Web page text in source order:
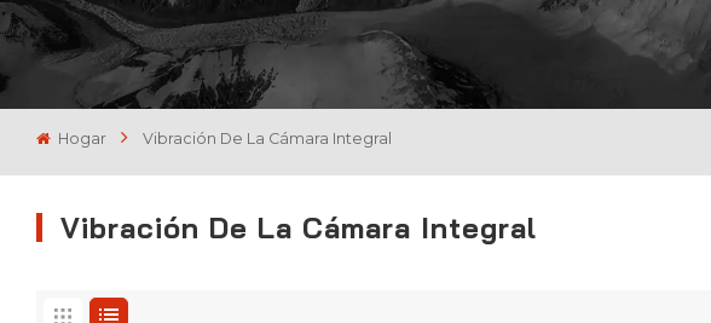
Hogar Vibración De La Cámara Integral
Vibración De La Cámara Integral